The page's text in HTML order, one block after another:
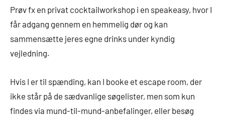
Prøv fx en privat cocktailworkshop i en speakeasy, hvor I
får adgang gennem en hemmelig dør og kan
sammensætte jeres egne drinks under kyndig
vejledning.
Hvis I er til spænding, kan I booke et escape room, der
ikke står på de sædvanlige søgelister, men som kun
findes via mund-til-mund-anbefalinger, eller besøg